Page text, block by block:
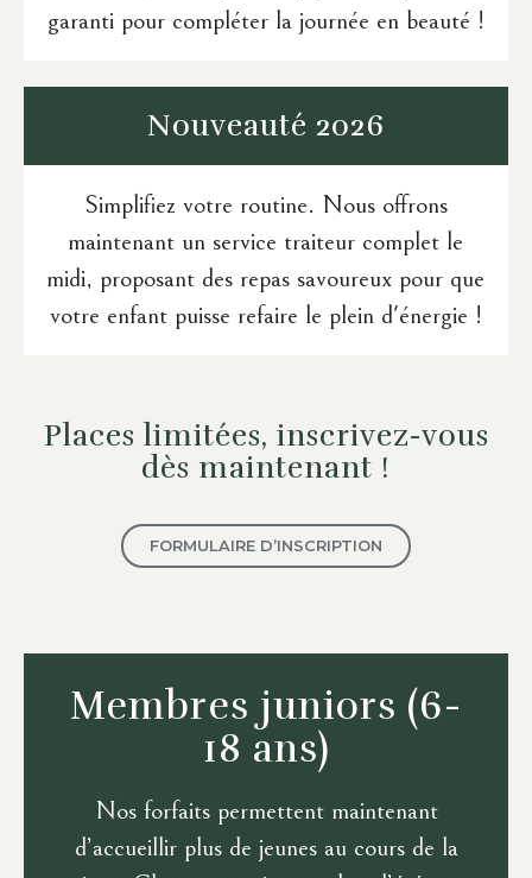
garanti pour compléter la journée en beauté !
Nouveauté 2026
Simplifiez votre routine. Nous offrons
maintenant un service traiteur complet le
midi, proposant des repas savoureux pour que
votre enfant puisse refaire le plein d'énergie !
Places limitées, inscrivez-vous
dès maintenant !
FORMULAIRE D’INSCRIPTION
Membres juniors (6-
18 ans)
Nos forfaits permettent maintenant
d’accueillir plus de jeunes au cours de la